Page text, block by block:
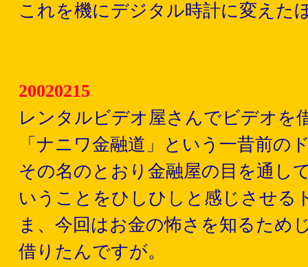
これを機にデジタル時計に変えた
20020215
レンタルビデオ屋さんでビデオを
「ナニワ金融道」という一昔前
その名のとおり金融屋の目を通
いうことをひしひしと感じさせる
ま、今回はお金の怖さを知るため
借りたんですが。